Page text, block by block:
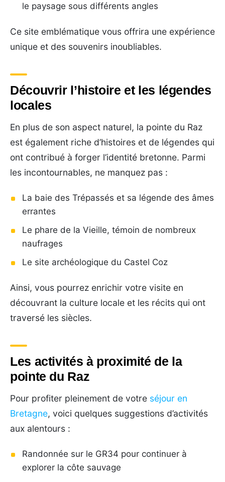
le paysage sous différents angles
Ce site emblématique vous offrira une expérience
unique et des souvenirs inoubliables.
Découvrir l’histoire et les légendes
locales
En plus de son aspect naturel, la pointe du Raz
est également riche d’histoires et de légendes qui
ont contribué à forger l’identité bretonne. Parmi
les incontournables, ne manquez pas :
La baie des Trépassés et sa légende des âmes
errantes
Le phare de la Vieille, témoin de nombreux
naufrages
Le site archéologique du Castel Coz
Ainsi, vous pourrez enrichir votre visite en
découvrant la culture locale et les récits qui ont
traversé les siècles.
Les activités à proximité de la
pointe du Raz
Pour profiter pleinement de votre séjour en
Bretagne, voici quelques suggestions d’activités
aux alentours :
Randonnée sur le GR34 pour continuer à
explorer la côte sauvage